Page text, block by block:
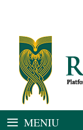
conținut
MENIU